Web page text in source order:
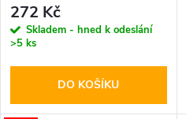
272 Kč
Skladem - hned k odeslání
>5 ks
DO KOŠÍKU